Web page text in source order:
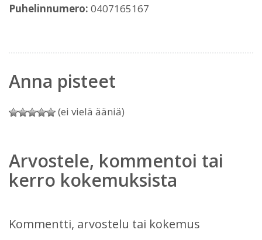
Puhelinnumero: 0407165167
Anna pisteet
(ei vielä ääniä)
Arvostele, kommentoi tai
kerro kokemuksista
Kommentti, arvostelu tai kokemus